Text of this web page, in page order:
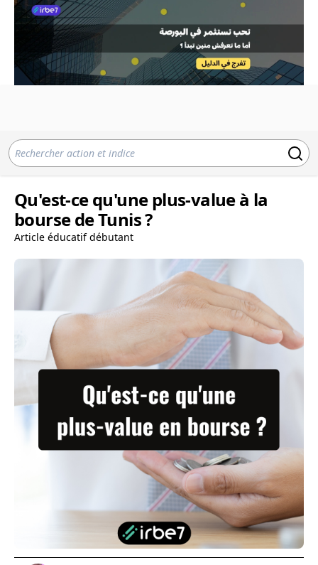
Qu'est-ce qu'une plus-value à la
bourse de Tunis ?
Article éducatif débutant